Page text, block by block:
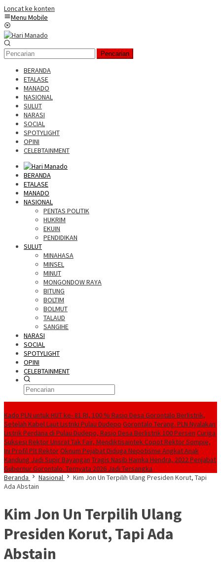
Loncat ke konten
Menu Mobile
Pencarian
BERANDA
ETALASE
MANADO
NASIONAL
SULUT
NARASI
SOCIAL
SPOTYLIGHT
OPINI
CELEBTAINMENT
BERANDA
ETALASE
MANADO
NASIONAL
PENTAS POLITIK
HUKRIM
EKUIN
PENDIDIKAN
SULUT
MINAHASA
MINSEL
MINUT
MONGONDOW RAYA
BITUNG
BOLTIM
BOLMUT
TALAUD
SANGIHE
NARASI
SOCIAL
SPOTYLIGHT
OPINI
CELEBTAINMENT
Kado PLN untuk HUT ke- 81 RI, 100 % Rasio Desa Gorontalo Berlistrik,
Setelah Kabel Laut Listriki Pulau Dudepo Gorontalo Terang. PLN Nyalakan
Listrik Perdana di Pulau Dudepo, Rasio Desa Berlistrik 100 Persen Curiga
Suksesi Rektor Unsrat Tak Fair, Mendiktisaintek Copot Rektor Sompie,
Ini Profil Plt RektorOknum Pejabat Diduga Nepotisme Angkat Anak
Kandung Jadi Supir Bayangan Tragis Nasib Hamka Hendra, 2022 Penjabat
Gubernur Gorontalo. Ternyata 2026 Jadi Tersangka
Beranda
Nasional
Kim Jon Un Terpilih Ulang Presiden Korut, Tapi
Ada Abstain
Kim Jon Un Terpilih Ulang
Presiden Korut, Tapi Ada
Abstain